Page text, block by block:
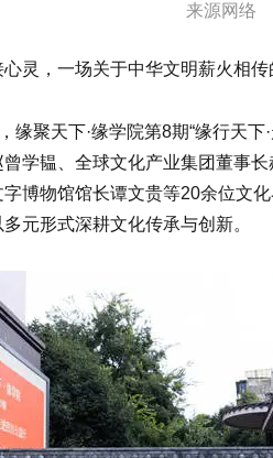
来源网络
灵，一场关于中华文明薪火相
缘聚天下·缘学院第8期“缘行天
学韫、全球文化产业集团董事
博物馆馆长谭文贵等20余位文
元形式深耕文化传承与创新。